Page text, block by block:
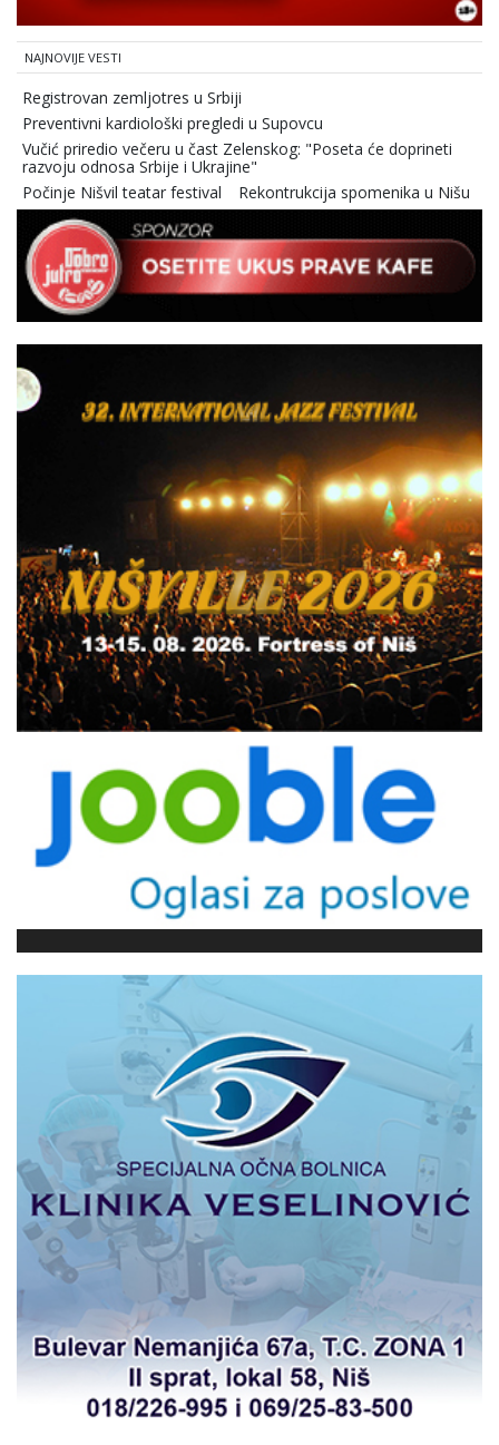
NAJNOVIJE VESTI
Registrovan zemljotres u Srbiji
Preventivni kardiološki pregledi u Supovcu
Vučić priredio večeru u čast Zelenskog: "Poseta će doprineti
razvoju odnosa Srbije i Ukrajine"
Počinje Nišvil teatar festival
Rekontrukcija spomenika u Nišu